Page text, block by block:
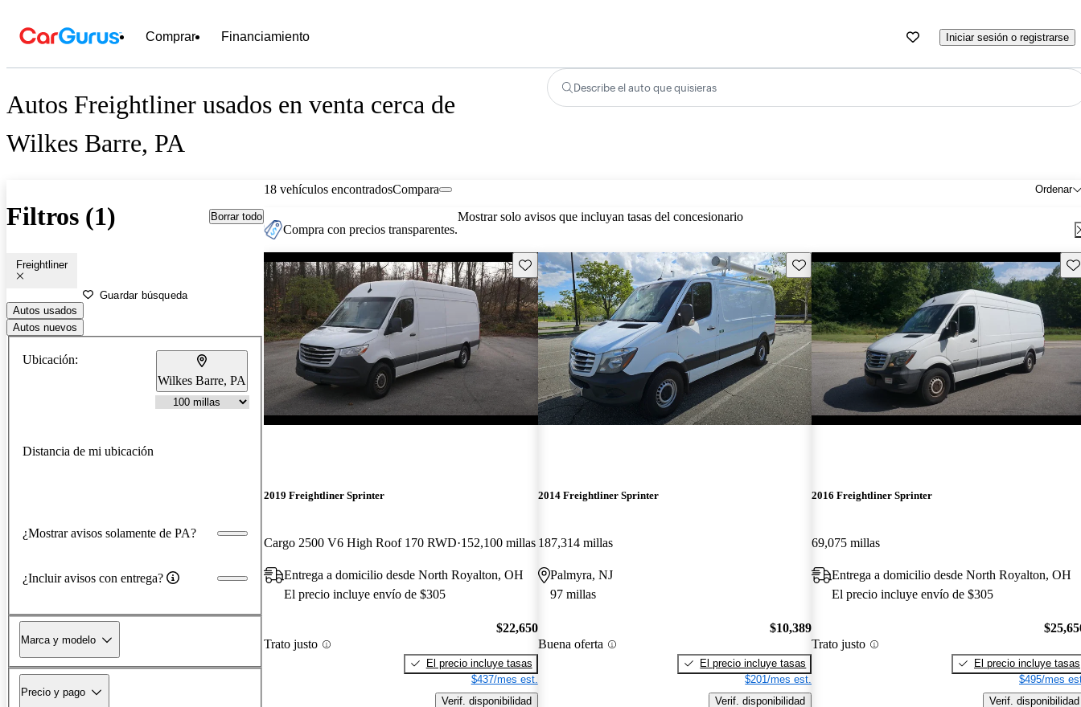
Comprar Financiamiento Iniciar sesión o registrarse
Autos Freightliner usados en venta cerca de
Wilkes Barre, PA
Describe el auto que quisieras
Filtros (1) Borrar todo
Freightliner
Guardar búsqueda
Autos usados
Autos nuevos
Ubicación:
Wilkes Barre, PA
Distancia de mi ubicación
¿Mostrar avisos solamente de PA?
¿Incluir avisos con entrega?
Marca y modelo
Precio y pago
18 vehículos encontrados Ordenar
Compara
Compra con precios transparentes.
Mostrar solo avisos que incluyan tasas del concesionario
Guarda este Aviso
2019 Freightliner Sprinter
Cargo 2500 V6 High Roof 170 RWD 152,100 millas
Entrega a domicilio desde North Royalton, OH
El precio incluye envío de $305
Trato justo
$22,650
El precio incluye tasas
$437/mes est.
Verif. disponibilidad
Guarda este Aviso
2014 Freightliner Sprinter
187,314 millas
Palmyra, NJ
97 millas
Buena oferta
$10,389
El precio incluye tasas
$201/mes est.
Verif. disponibilidad
2016 Freightliner Sprinter
69,075 millas
Entrega a domicilio desde North Royalton, OH
El precio incluye envío de $305
Trato justo
El precio incluye tasas
$495/mes
Verif. disponibilidad